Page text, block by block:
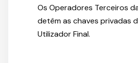
Os Operadores Terceiros
detêm as chaves privadas
Utilizador Final.